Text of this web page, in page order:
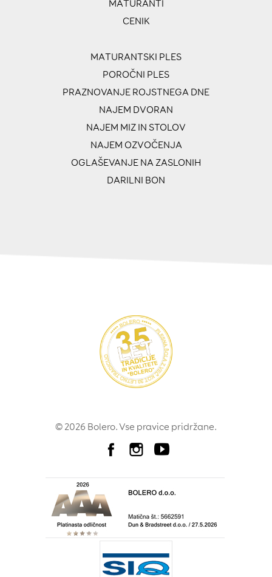
MATURANTI
CENIK
MATURANTSKI PLES
POROČNI PLES
PRAZNOVANJE ROJSTNEGA DNE
NAJEM DVORAN
NAJEM MIZ IN STOLOV
NAJEM OZVOČENJA
OGLAŠEVANJE NA ZASLONIH
DARILNI BON
© 2026 Bolero. Vse pravice pridržane.